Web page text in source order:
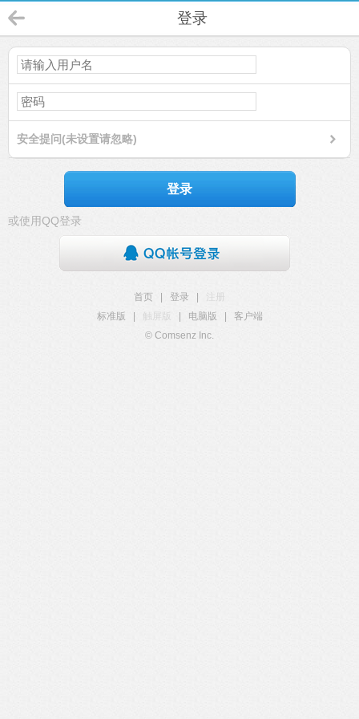
登录
安全提问(未设置请忽略)
登录
或使用QQ登录
首页 登录
注册
标准版
触屏版 电脑版
客户端
© Comsenz Inc.